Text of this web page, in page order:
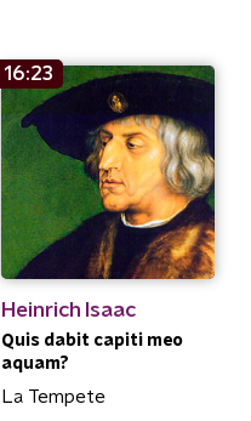
16:23
Heinrich Isaac
Quis dabit capiti meo
aquam?
La Tempete